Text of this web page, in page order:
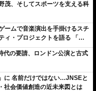
茂、そしてスポーツを支える科
ームで音楽演出を手掛けるスチ
ィ・プロジェクトを語る 「楽
っと成長曲線だから」
代の要請、ロンドン公演と古式
に 名前だけではない…JNSEと
社会価値創造の近未来図とは